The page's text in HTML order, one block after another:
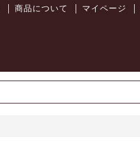
商品について マイページ